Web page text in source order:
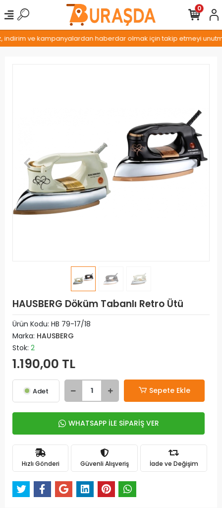
ve kampanyalardan haberdar olmak için takip etmeyi
0
HAUSBERG Döküm Tabanlı Retro Ütü
Ürün Kodu: HB 79-17/18
Marka: HAUSBERG
Stok: 2
1.190,00 TL
Adet Sepete Ekle
WHATSAPP İLE SİPARİŞ VER
Hızlı Gönderi Güvenli Alışveriş İade ve Değişim